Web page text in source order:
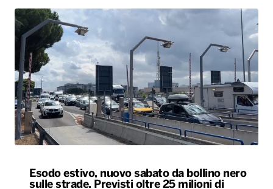
Esodo estivo, nuovo sabato da bollino nero
sulle strade. Previsti oltre 25 milioni di
spostamenti nel weekend